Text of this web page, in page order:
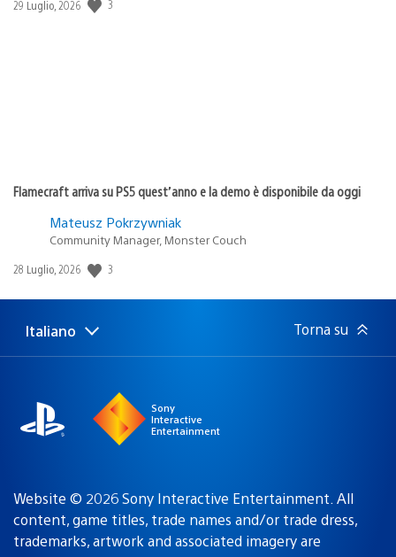
Data
29 Luglio, 2026 3
Flamecraft arriva su PS5 quest’anno e la demo è disponibile da oggi
Mateusz Pokrzywniak
Community Manager, Monster Couch
Data
pubblicazione:
28 Luglio, 2026 3
Seleziona
Regione
Italiano Torna su
Sony
Interactive
Entertainment
Website © 2026 Sony Interactive Entertainment. All
content, game titles, trade names and/or trade dress,
trademarks, artwork and associated imagery are